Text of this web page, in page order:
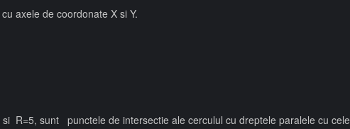
axele de coordonate X si Y.
R=5, sunt punctele de intersectie ale cerculul cu dreptele paralele cu